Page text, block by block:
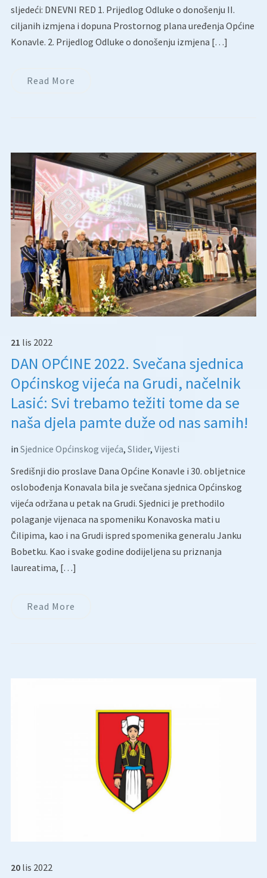
sljedeći: DNEVNI RED 1. Prijedlog Odluke o donošenju II.
ciljanih izmjena i dopuna Prostornog plana uređenja Općine
Konavle. 2. Prijedlog Odluke o donošenju izmjena […]
Read More
21 lis 2022
DAN OPĆINE 2022. Svečana sjednica
Općinskog vijeća na Grudi, načelnik
Lasić: Svi trebamo težiti tome da se
naša djela pamte duže od nas samih!
in Sjednice Općinskog vijeća, Slider, Vijesti
Središnji dio proslave Dana Općine Konavle i 30. obljetnice
oslobođenja Konavala bila je svečana sjednica Općinskog
vijeća održana u petak na Grudi. Sjednici je prethodilo
polaganje vijenaca na spomeniku Konavoska mati u
Čilipima, kao i na Grudi ispred spomenika generalu Janku
Bobetku. Kao i svake godine dodijeljena su priznanja
laureatima, […]
Read More
20 lis 2022